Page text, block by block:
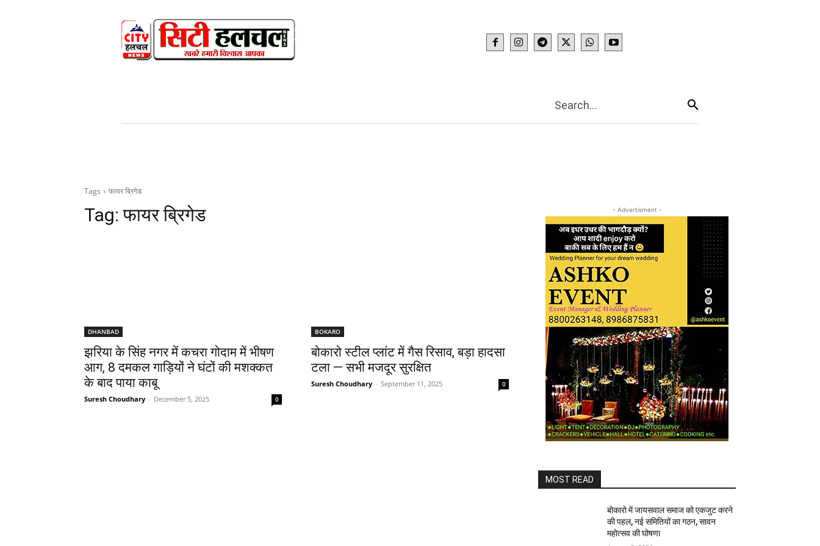
WEB STORIES More
Search...
Tags फायर ब्रिगेड
Tag:फायर ब्रिगेड
DHANBAD
झरिया के सिंह नगर में कचरा गोदाम में भीषण
आग, 8 दमकल गाड़ियों ने घंटों की मशक्कत
के बाद पाया काबू
Suresh Choudhary - December 5, 2025 0
BOKARO
बोकारो स्टील प्लांट में गैस रिसाव, बड़ा हादसा
टला — सभी मजदूर सुरक्षित
Suresh Choudhary - September 11, 2025 0
- Advertisment -
MOST READ
बोकारो में जायसवाल समाज को एकजुट करने
की पहल, नई समितियों का गठन, सावन
महोत्सव की घोषणा